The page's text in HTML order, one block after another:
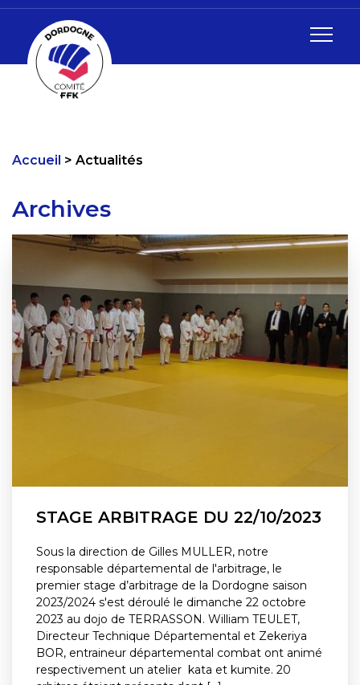
Accueil Actualités
Archives
STAGE ARBITRAGE DU 22/10/2023
Sous la direction de Gilles MULLER, notre
responsable départemental de l'arbitrage, le
premier stage d’arbitrage de la Dordogne saison
2023/2024 s'est déroulé le dimanche 22 octobre
2023 au dojo de TERRASSON. William TEULET,
Directeur Technique Départemental et Zekeriya
BOR, entraineur départemental combat ont animé
respectivement un atelier kata et kumite. 20